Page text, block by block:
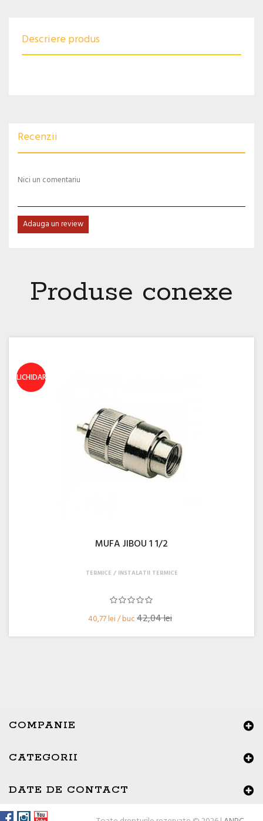
Descriere produs
Recenzii
Nici un comentariu
Adauga un review
Produse conexe
LICHIDARE!
MUFA JIBOU 1 1/2
40,77 lei / buc42,04 lei
TERMICE INSTALATII TERMICE
COMPANIE
CATEGORII
DATE DE CONTACT
Buna ziua, Suntem aici sa va ajutam!